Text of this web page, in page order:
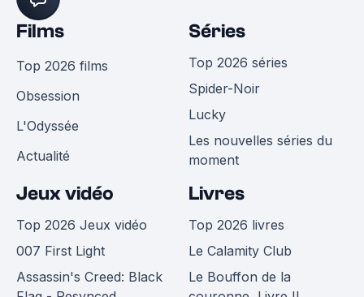
Films
Top 2026 films
Obsession
L'Odyssée
Actualité
Séries
Top 2026 séries
Spider-Noir
Lucky
Les nouvelles séries du
moment
Jeux vidéo
Top 2026 Jeux vidéo
007 First Light
Assassin's Creed: Black
Livres
Top 2026 livres
Le Calamity Club
Le Bouffon de la